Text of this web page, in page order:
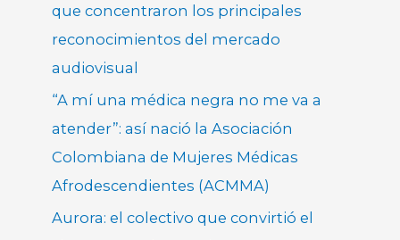
que concentraron los principales
reconocimientos del mercado
audiovisual
“A mí una médica negra no me va a
atender”: así nació la Asociación
Colombiana de Mujeres Médicas
Afrodescendientes (ACMMA)
Aurora: el colectivo que convirtió el